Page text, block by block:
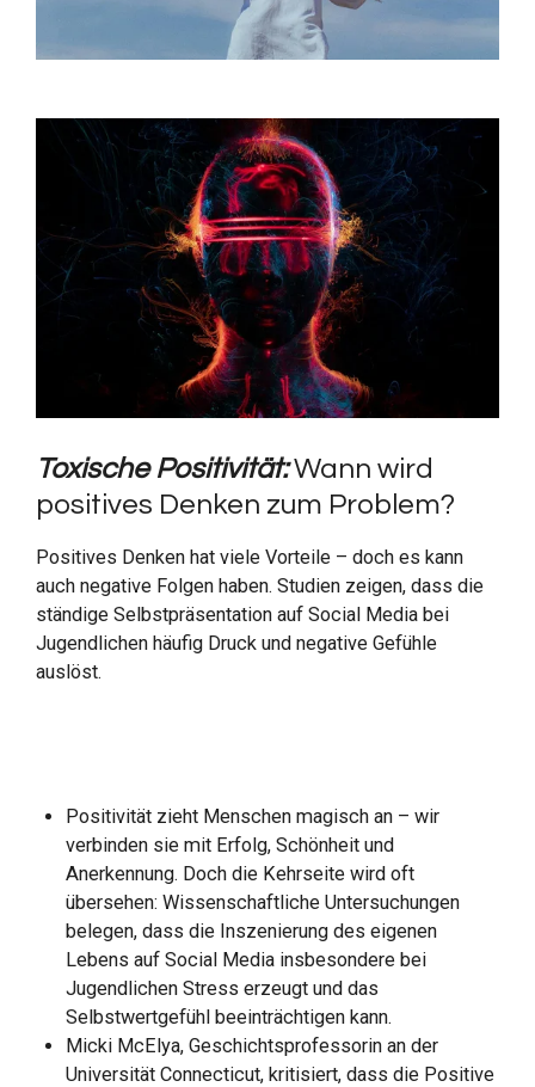
Toxische Positivität:Wann wird
positives Denken zum Problem?
Positives Denken hat viele Vorteile – doch es kann
auch negative Folgen haben. Studien zeigen, dass die
ständige Selbstpräsentation auf Social Media bei
Jugendlichen häufig Druck und negative Gefühle
auslöst.
Positivität zieht Menschen magisch an – wir
verbinden sie mit Erfolg, Schönheit und
Anerkennung. Doch die Kehrseite wird oft
übersehen: Wissenschaftliche Untersuchungen
belegen, dass die Inszenierung des eigenen
Lebens auf Social Media insbesondere bei
Jugendlichen Stress erzeugt und das
Selbstwertgefühl beeinträchtigen kann.
Micki McElya, Geschichtsprofessorin an der
Universität Connecticut, kritisiert, dass die Positive